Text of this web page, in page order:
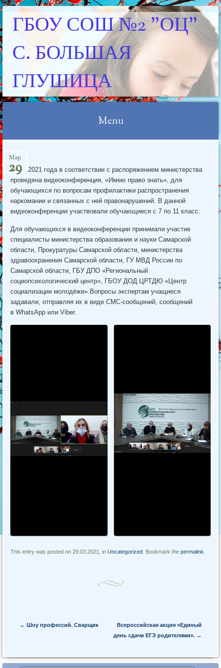
ГБОУ СОШ №2 "ОЦ"
С. БОЛЬШАЯ
ГЛУШИЦА
Menu
to
content
Мар
29
24.03.2021 года в соответствии с распоряжением министерства
проведена видеоконференция, «Имею право знать», для
обучающихся по вопросам профилактики распространения
наркомании и связанных с ней правонарушений. В данной
видеоконференции участвовали обучающиеся с 7 по 11 класс.
​Для обучающихся в видеоконференции принимали участие
специалисты министерства образования и науки Самарской
области, Прокуратуры Самарской области, министерства
здравоохранения Самарской области, ГУ МВД России по
Самарской области, ГБУ ДПО «Региональный
социопсихологический центр», ГБОУ ДОД ЦРТДЮ «Центр
социализации молодёжи».Вопросы экспертам учащиеся
задавали, отправляя их в виде СМС-сообщений, сообщений
в WhatsApp или Viber.
This entry was posted on 29.03.2021, inUncategorized . Bookmark thepermalink
Post navigation
← Шоу профессий. Сварщик
Всероссийская акция «Единый
день сдачи ЕГЭ родителями». →